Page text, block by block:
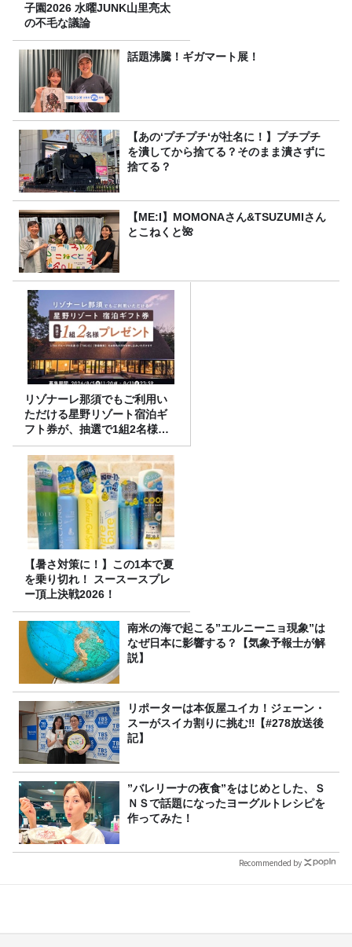
子園2026 水曜JUNK山里亮太
の不毛な議論
話題沸騰！ギガマート展！
【あの‘プチプチ‘が社名に！】プチプチ
を潰してから捨てる？そのまま潰さずに
捨てる？
【ME:I】MOMONAさん&TSUZUMIさん
とこねくと🌺
リゾナーレ那須でもご利用い
ただける星野リゾート宿泊ギ
フト券が、抽選で1組2名様に
プレゼント！
【暑さ対策に！】この1本で夏
を乗り切れ！ スースースプレ
ー頂上決戦2026！
南米の海で起こる”エルニーニョ現象”は
なぜ日本に影響する？【気象予報士が解
説】
リポーターは本仮屋ユイカ！ジェーン・
スーがスイカ割りに挑む‼【#278放送後
記】
”バレリーナの夜食”をはじめとした、Ｓ
ＮＳで話題になったヨーグルトレシピを
作ってみた！
Recommended by